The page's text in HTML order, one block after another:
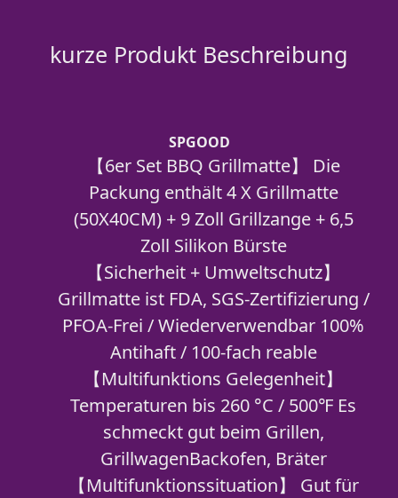
kurze Produkt Beschreibung
SPGOOD
【6er Set BBQ Grillmatte】 Die
Packung enthält 4 X Grillmatte
(50X40CM) + 9 Zoll Grillzange + 6,5
Zoll Silikon Bürste
【Sicherheit + Umweltschutz】
Grillmatte ist FDA, SGS-Zertifizierung /
PFOA-Frei / Wiederverwendbar 100%
Antihaft / 100-fach reable
【Multifunktions Gelegenheit】
Temperaturen bis 260 °C / 500℉ Es
schmeckt gut beim Grillen,
GrillwagenBackofen, Bräter
【Multifunktionssituation】 Gut für